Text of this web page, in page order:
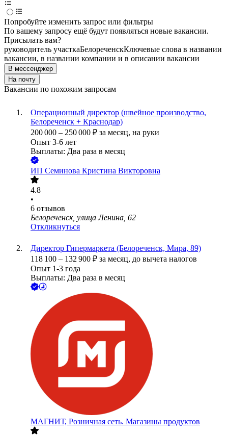
Попробуйте изменить запрос или фильтры
По вашему запросу ещё будут появляться новые вакансии.
Присылать вам?
руководитель участкаБелореченскКлючевые слова в названии
вакансии, в названии компании и в описании вакансии
В мессенджер
На почту
Вакансии по похожим запросам
Операционный директор (швейное производство,
Белореченск + Краснодар)
200 000 – 250 000 ₽ за месяц, на руки
Опыт 3-6 лет
Выплаты: Два раза в месяц
ИП Семинова Кристина Викторовна
4.8
•
6 отзывов
Белореченск, улица Ленина, 62
Откликнуться
Директор Гипермаркета (Белореченск, Мира, 89)
118 100 – 132 900 ₽ за месяц, до вычета налогов
Опыт 1-3 года
Выплаты: Два раза в месяц
МАГНИТ, Розничная сеть. Магазины продуктов